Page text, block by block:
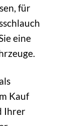
für
eine
Kauf
Ihrer